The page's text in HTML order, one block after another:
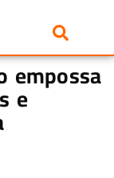
empossa
e